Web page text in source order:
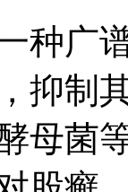
种广
抑制
母菌